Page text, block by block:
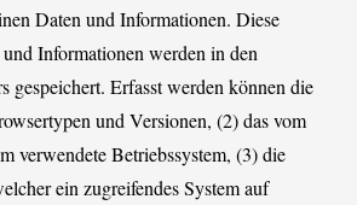
Daten und Informationen. Diese
Informationen werden in den
gespeichert. Erfasst werden können die
und Versionen, (2) das vom
verwendete Betriebssystem, (3) die
ein zugreifendes System auf